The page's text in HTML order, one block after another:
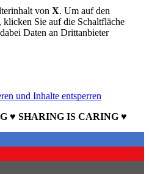
von X. Um auf den
Sie auf die Schaltfläche
Daten an Drittanbieter
und Inhalte entsperren
♥ SHARING IS CARING ♥